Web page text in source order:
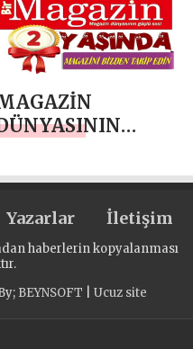
2
Yazarlar İletişim
haberlerin kopyalanması
BEYNSOFT Ucuz site